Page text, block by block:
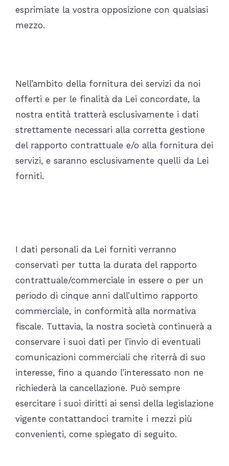
esprimiate la vostra opposizione con qualsiasi
mezzo.
Nell’ambito della fornitura dei servizi da noi
offerti e per le finalità da Lei concordate, la
nostra entità tratterà esclusivamente i dati
strettamente necessari alla corretta gestione
del rapporto contrattuale e/o alla fornitura dei
servizi, e saranno esclusivamente quelli da Lei
forniti.
I dati personali da Lei forniti verranno
conservati per tutta la durata del rapporto
contrattuale/commerciale in essere o per un
periodo di cinque anni dall’ultimo rapporto
commerciale, in conformità alla normativa
fiscale. Tuttavia, la nostra società continuerà a
conservare i suoi dati per l’invio di eventuali
comunicazioni commerciali che riterrà di suo
interesse, fino a quando l’interessato non ne
richiederà la cancellazione. Può sempre
esercitare i suoi diritti ai sensi della legislazione
vigente contattandoci tramite i mezzi più
convenienti, come spiegato di seguito.